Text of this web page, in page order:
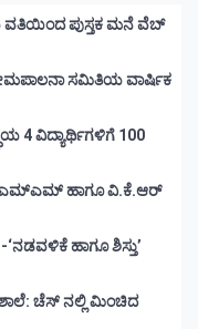
ವತಿಯಿಂದ ಪುಸ್ತಕ ಮನೆ ವೆಬ್
ಸಮಿತಿಯ ವಾರ್ಷಿಕ
4 ವಿದ್ಯಾರ್ಥಿಗಳಿಗೆ 100
ಹಾಗೂ ಶಿಸ್ತು’
ಚೆಸ್ ನಲ್ಲಿ ಮಿಂಚಿದ